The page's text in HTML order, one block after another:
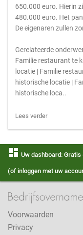
650.000 euro. Hierin
480.000 euro. Het
De eigenaren zullen
Gerelateerde
Familie restaurant te
locatie | Familie
historische locatie |
historische loca..
Lees verder
dashboard Uw dashboard:
(of inloggen met uw
Voorwaarden
Privacy